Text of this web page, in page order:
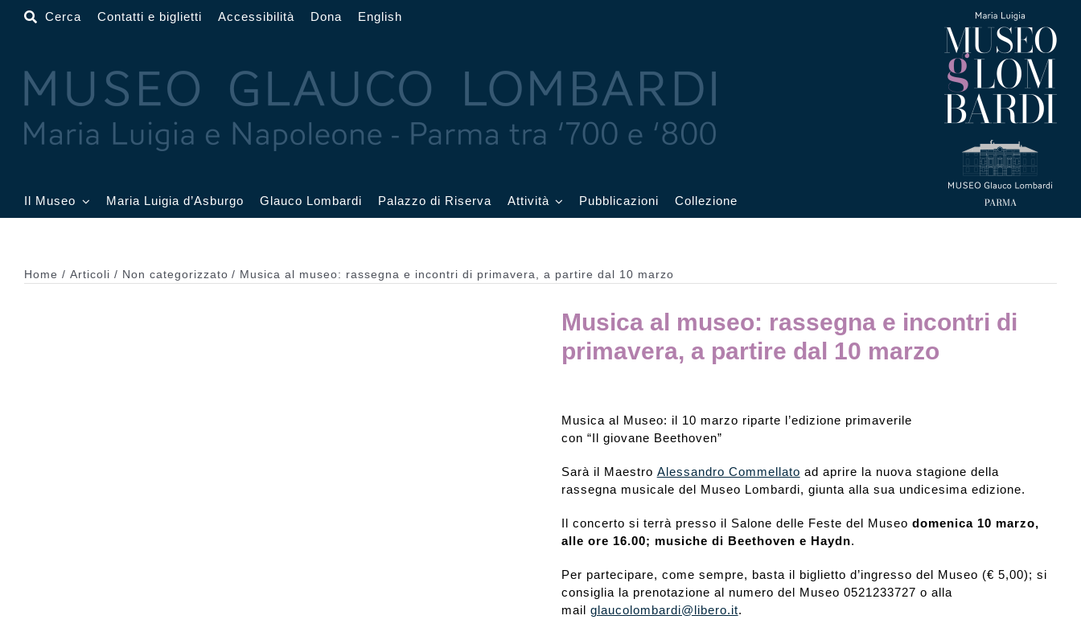
Salta
Cerca Contatti e biglietti Accessibilità Dona English
Il Museo Maria Luigia d’Asburgo Glauco Lombardi Palazzo di Riserva Attività
Didattica e visite
Prestiti a mostre esterne
Pubblicazioni Collezione
Home Articoli Non categorizzato Musica al museo: rassegna e incontri di primavera, a partire dal 10 marzo
Musica al museo: rassegna e incontri di
primavera, a partire dal 10 marzo
Musica al Museo: il 10 marzo riparte l’edizione primaverile
con “Il giovane Beethoven”
Sarà il Maestro Alessandro Commellato ad aprire la nuova stagione della
rassegna musicale del Museo Lombardi, giunta alla sua undicesima edizione.
Il concerto si terrà presso il Salone delle Feste del Museo domenica 10 marzo,
alle ore 16.00; musiche di Beethoven e Haydn.
Per partecipare, come sempre, basta il biglietto d’ingresso del Museo (€ 5,00); si
consiglia la prenotazione al numero del Museo 0521233727 o alla
mail glaucolombardi@libero.it.